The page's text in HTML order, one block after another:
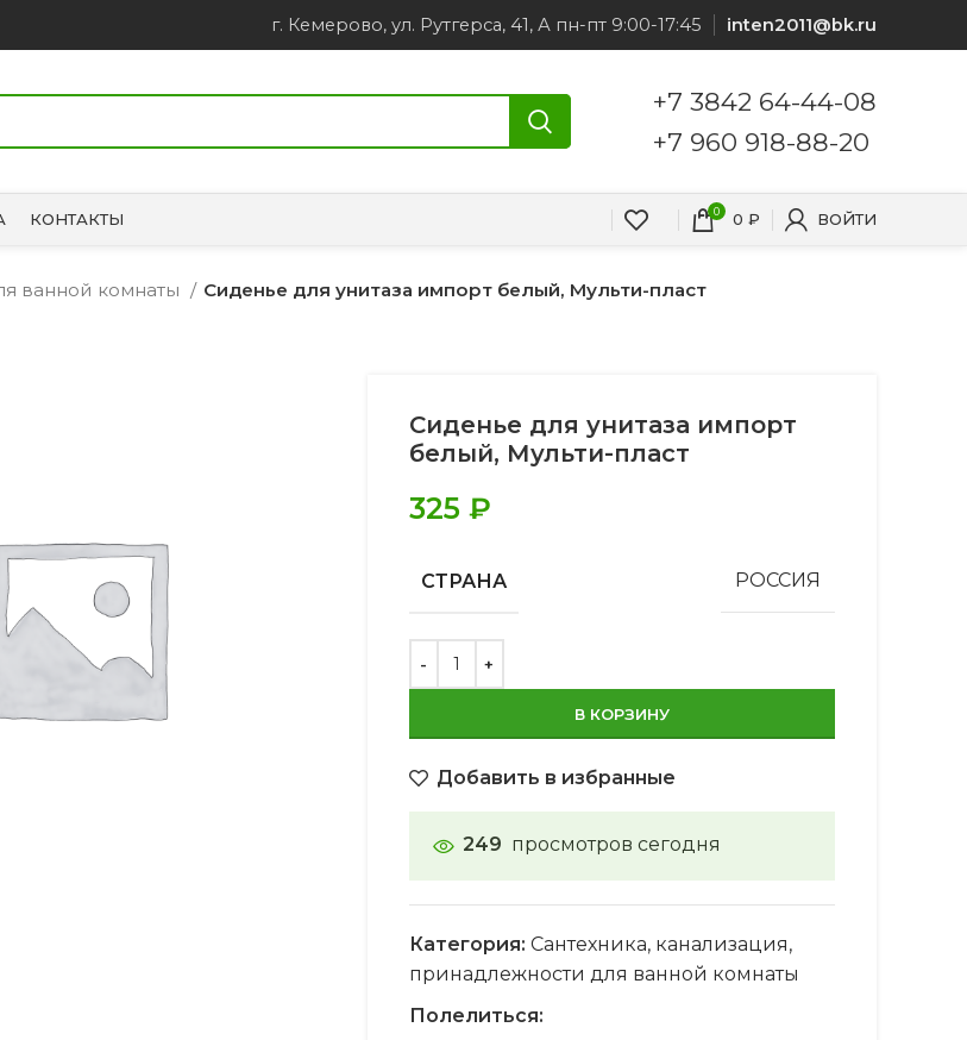
г. Кемерово, ул. Рутгерса, 41, А пн-пт 9:00-17:45 inten2011@bk.ru
+7 3842 64-44-08
+7 960 918-88-20
КОНТАКТЫ 0 0 ₽ ВОЙТИ
ванной комнаты Сиденье для унитаза импорт белый, Мульти-пласт
Сиденье для унитаза импорт
белый, Мульти-пласт
325 ₽
СТРАНА РОССИЯ
В КОРЗИНУ
Добавить в избранные
249 просмотров сегодня
Категория: Сантехника, канализация,
принадлежности для ванной комнаты
Полелиться: